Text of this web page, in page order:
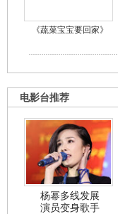
《蔬菜宝宝要回家》
电影台推荐
杨幂多线发展
演员变身歌手